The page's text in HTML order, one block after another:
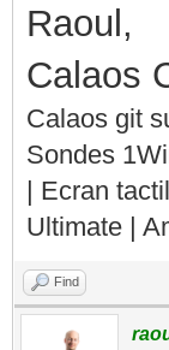
Raoul,
Calaos
Calaos git
Sondes
| Ecran
Ultimate |
Find